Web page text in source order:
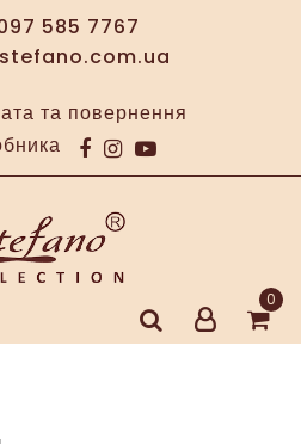
585 7767
та повернення
0